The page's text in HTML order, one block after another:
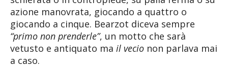
azione manovrata, giocando a quattro o
giocando a cinque. Bearzot diceva sempre
“primo non prenderle”, un motto che sarà
vetusto e antiquato ma il vecio non parlava mai
a caso.